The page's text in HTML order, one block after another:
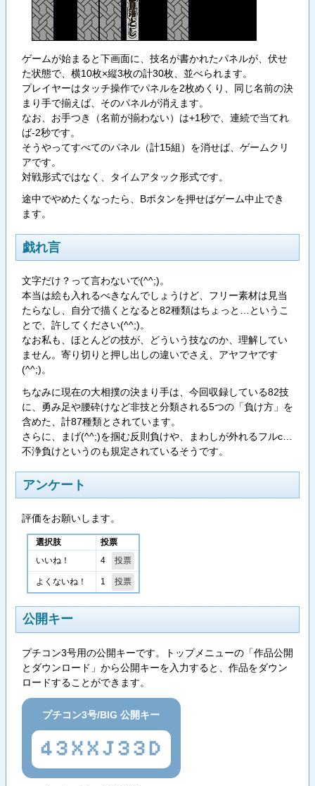
ゲームが始まると下画面に、技名が書かれたパネルが、伏せ
た状態で、横10枚×縦3枚の計30枚、並べられます。
プレイヤーはタッチ操作でパネルを2枚めくり、同じ名前の決
まり手で揃えば、そのパネルが消えます。
なお、お手つき（名前が揃わない）は+1秒で、連続で当てれ
ば-2秒です。
そうやってすべてのパネル（計15組）を消せば、ゲームクリ
アです。
対戦形式ではなく、タイムアタック形式です。
途中でやめたくなったら、Bボタンを押せばゲーム中止でき
ます。
戯れ言
文字だけ？って言わないで(^^;)。
本当は絵も入れるべきなんでしょうけど、フリー素材は見当
たらなし、自分で描くとなると82種類はちょっと…というこ
とで、許してください(^^;)。
なお私も、ほとんどの技が、どういう技なのか、理解してい
ません。寄り切りと押し出しの違いでさえ、アヤフヤです
(^^;)。
ちなみに現在の大相撲の決まり手は、今回収録している82技
に、勇み足や腰砕けなど非技と分類される5つの「負け方」を
含めた、計87種類とされています。
さらに、まげ(^^;)を掴む反則負けや、まわしが外れるフルc…
不浄負けというのも規定されているそうです。
アンケート
評価をお願いします。
選択肢 投票
いいね！ 4
よくないね！ 1
公開キー
プチコン3号用の公開キーです。トップメニューの「作品公開
とダウンロード」から公開キーを入力すると、作品をダウン
ロードすることができます。
プチコン3号/BIG 公開キー
43XXJ33D